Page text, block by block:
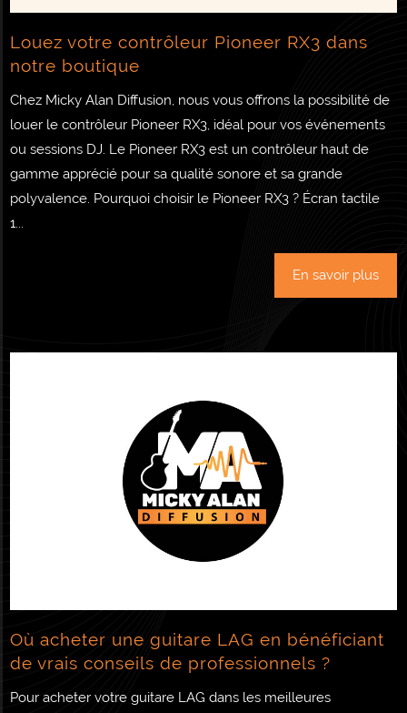
Louez votre contrôleur Pioneer RX3 dans
notre boutique
Chez Micky Alan Diffusion, nous vous offrons la possibilité de
louer le contrôleur Pioneer RX3, idéal pour vos événements
ou sessions DJ. Le Pioneer RX3 est un contrôleur haut de
gamme apprécié pour sa qualité sonore et sa grande
polyvalence. Pourquoi choisir le Pioneer RX3 ? Écran tactile
1...
En savoir plus
Où acheter une guitare LAG en bénéficiant
de vrais conseils de professionnels ?
Pour acheter votre guitare LAG dans les meilleures